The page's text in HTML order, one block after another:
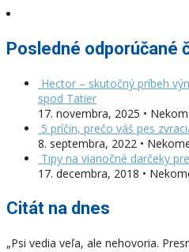
Posledné odporúčané
Hector – skutočný príbeh
spod Tatier
17. novembra, 2025 •
5 príčin, prečo váš pes
8. septembra, 2022 •
Tipy na vianočné darčeky
17. decembra, 2018 •
Citát na dnes
„Psi vedia veľa, ale nehovoria.